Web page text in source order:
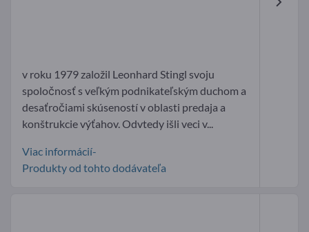
v roku 1979 založil Leonhard Stingl svoju
spoločnosť s veľkým podnikateľským duchom a
desaťročiami skúseností v oblasti predaja a
konštrukcie výťahov. Odvtedy išli veci v...
Viac informácií-
Produkty od tohto dodávateľa